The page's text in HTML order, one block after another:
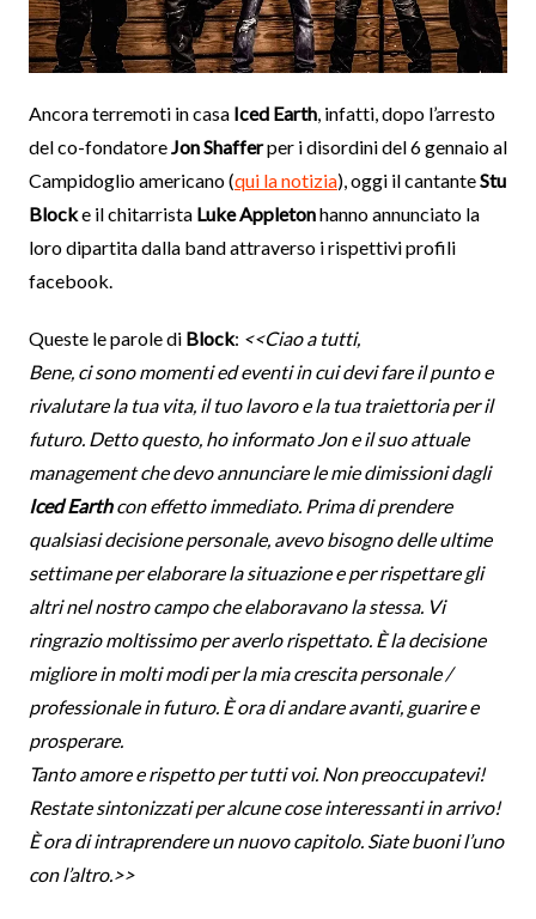
Ancora terremoti in casa Iced Earth, infatti, dopo l’arresto
del co-fondatoreJon Shafferper i disordini del 6 gennaio al
Campidoglio americano (qui la notizia), oggi il cantanteStu
Blocke il chitarrista Luke Appletonhanno annunciato la
loro dipartita dalla band attraverso i rispettivi profili
facebook.
Queste le parole di Block: <<Ciao a tutti,
Bene, ci sono momenti ed eventi in cui devi fare il punto e
rivalutare la tua vita, il tuo lavoro e la tua traiettoria per il
futuro. Detto questo, ho informato Jon e il suo attuale
management che devo annunciare le mie dimissioni dagli
Iced Earthcon effetto immediato. Prima di prendere
qualsiasi decisione personale, avevo bisogno delle ultime
settimane per elaborare la situazione e per rispettare gli
altri nel nostro campo che elaboravano la stessa. Vi
ringrazio moltissimo per averlo rispettato. È la decisione
migliore in molti modi per la mia crescita personale /
professionale in futuro. È ora di andare avanti, guarire e
prosperare.
Tanto amore e rispetto per tutti voi. Non preoccupatevi!
Restate sintonizzati per alcune cose interessanti in arrivo!
È ora di intraprendere un nuovo capitolo. Siate buoni l’uno
con l’altro.>>